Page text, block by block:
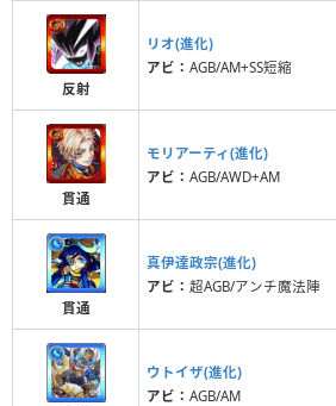
反射
リオ(進化)
アビ： AGB/AM+SS短縮
貫通
モリアーティ(進化)
アビ： AGB/AWD+AM
貫通
真伊達政宗(進化)
アビ： 超AGB/アンチ魔法陣
ウトイザ(進化)
アビ： AGB/AM